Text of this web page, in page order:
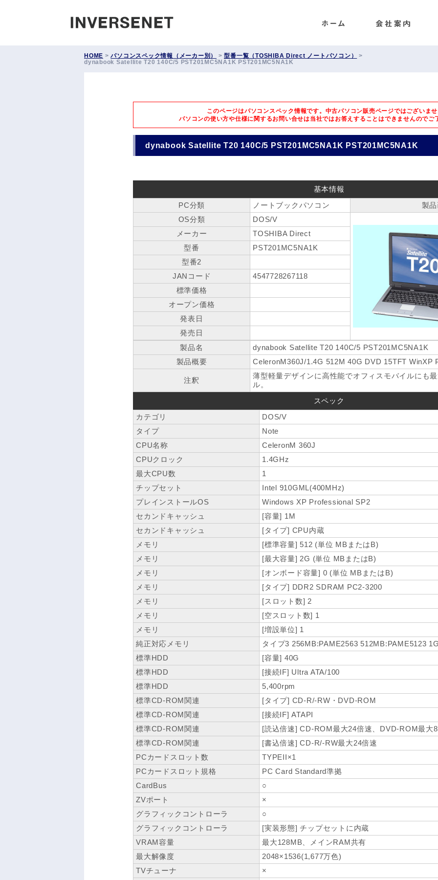
HOME >パソコンスペック情報（メーカー別） >型番一覧（TOSHIBA Direct ノートパソコン）
>
dynabook Satellite T20 140C/5 PST201MC5NA1K PST201MC5NA1K
このページはパソコンスペック情報です。中古パソコン販売ページではございま
パソコンの使い方や仕様に関するお問い合せは当社ではお答えすることはできませんのでご
dynabook Satellite T20 140C/5 PST201MC5NA1K PST201MC5NA1K
基本情報
PC分類
ノートブックパソコン
製
OS分類
DOS/V
メーカー
TOSHIBA Direct
型番
PST201MC5NA1K
型番2
JANコード
4547728267118
標準価格
オープン価格
発表日
発売日
製品名
dynabook Satellite T20 140C/5 PST201MC5NA1K
製品概要
CeleronM360J/1.4G 512M 40G DVD 15TFT WinXP
注釈
薄型軽量デザインに高性能でオフィスモバイルにも
ル。
スペック
カテゴリ
DOS/V
タイプ
Note
CPU名称
CeleronM 360J
CPUクロック
1.4GHz
最大CPU数
1
チップセット
Intel 910GML(400MHz)
プレインストールOS
Windows XP Professional SP2
セカンドキャッシュ
[容量] 1M
セカンドキャッシュ
[タイプ] CPU内蔵
メモリ
[標準容量] 512 (単位 MBまたはB)
メモリ
[最大容量] 2G (単位 MBまたはB)
メモリ
[オンボード容量] 0 (単位 MBまたはB)
メモリ
[タイプ] DDR2 SDRAM PC2-3200
メモリ
[スロット数] 2
メモリ
[空スロット数] 1
メモリ
[増設単位] 1
純正対応メモリ
タイプ3 256MB:PAME2563 512MB:PAME5123
標準HDD
[容量] 40G
標準HDD
[接続IF] Ultra ATA/100
標準HDD
5,400rpm
標準CD-ROM関連
[タイプ] CD-R/-RW・DVD-ROM
標準CD-ROM関連
[接続IF] ATAPI
標準CD-ROM関連
[読込倍速] CD-ROM最大24倍速、DVD-ROM最大
標準CD-ROM関連
[書込倍速] CD-R/-RW最大24倍速
PCカードスロット数
TYPEII×1
PCカードスロット規格
PC Card Standard準拠
CardBus
○
ZVポート
×
グラフィックコントローラ
○
グラフィックコントローラ
[実装形態] チップセットに内蔵
VRAM容量
最大128MB、メインRAM共有
最大解像度
2048×1536(1,677万色)
TVチューナ
×